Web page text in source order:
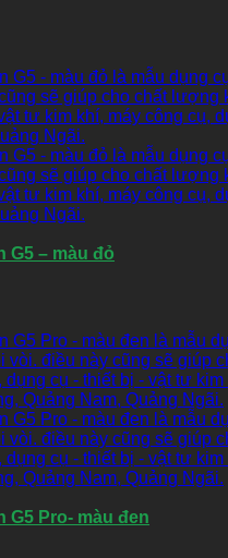
G5 – màu đỏ
G5 Pro- màu đen